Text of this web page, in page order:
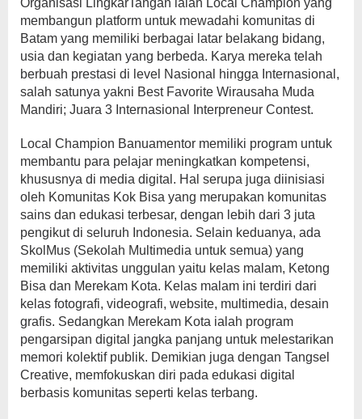
Organisasi LingkarTangan ialah Local Champion yang
membangun platform untuk mewadahi komunitas di
Batam yang memiliki berbagai latar belakang bidang,
usia dan kegiatan yang berbeda. Karya mereka telah
berbuah prestasi di level Nasional hingga Internasional,
salah satunya yakni Best Favorite Wirausaha Muda
Mandiri; Juara 3 Internasional Interpreneur Contest.
Local Champion Banuamentor memiliki program untuk
membantu para pelajar meningkatkan kompetensi,
khususnya di media digital. Hal serupa juga diinisiasi
oleh Komunitas Kok Bisa yang merupakan komunitas
sains dan edukasi terbesar, dengan lebih dari 3 juta
pengikut di seluruh Indonesia. Selain keduanya, ada
SkolMus (Sekolah Multimedia untuk semua) yang
memiliki aktivitas unggulan yaitu kelas malam, Ketong
Bisa dan Merekam Kota. Kelas malam ini terdiri dari
kelas fotografi, videografi, website, multimedia, desain
grafis. Sedangkan Merekam Kota ialah program
pengarsipan digital jangka panjang untuk melestarikan
memori kolektif publik. Demikian juga dengan Tangsel
Creative, memfokuskan diri pada edukasi digital
berbasis komunitas seperti kelas terbang.